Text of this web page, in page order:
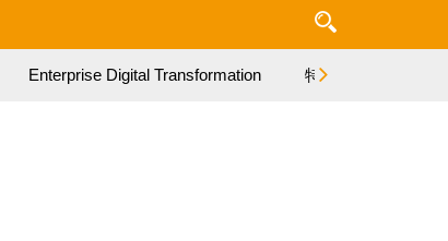
Enterprise Digital Transformation 特集